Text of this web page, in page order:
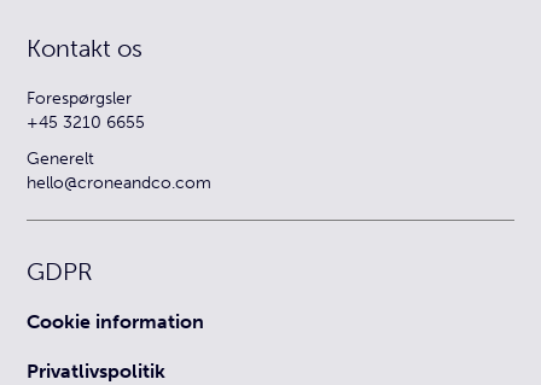
Kontakt os
Forespørgsler
+45 3210 6655
Generelt
hello@croneandco.com
GDPR
Cookie information
Privatlivspolitik